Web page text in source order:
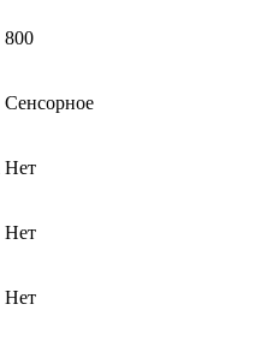
800
Сенсорное
Нет
Нет
Нет